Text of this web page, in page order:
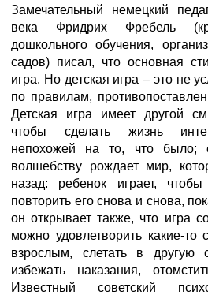
Замечательный немецкий
века Фридрих Фребель
дошкольного обучения,
садов) писал, что основная
игра. Но детская игра – это не
по правилам,
Детская игра имеет другой
чтобы сделать жизнь
непохожей на то, что было;
волшебству рождает мир,
назад: ребенок играет,
повторить его снова и снова,
он открывает также, что игра
можно удовлетворить какие-то
взрослым, слетать в другую
избежать наказания,
Известный советский